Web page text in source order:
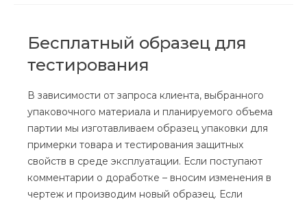
Бесплатный образец для
тестирования
В зависимости от запроса клиента, выбранного
упаковочного материала и планируемого объема
партии мы изготавливаем образец упаковки для
примерки товара и тестирования защитных
свойств в среде эксплуатации. Если поступают
комментарии о доработке – вносим изменения в
чертеж и производим новый образец. Если